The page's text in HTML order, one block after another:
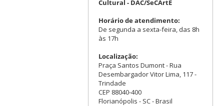
Cultural - DAC/SeCArtE
Horário de atendimento:
De segunda a sexta-feira, das 8h
às 17h
Localização:
Praça Santos Dumont - Rua
Desembargador Vitor Lima, 117 -
Trindade
CEP 88040-400
Florianópolis - SC - Brasil